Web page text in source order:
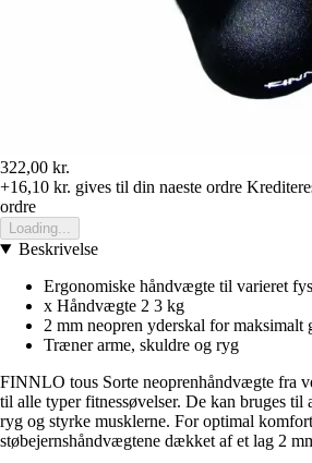
322,00 kr.
+16,10 kr. gives til din naeste ordre
ordre
Loading...
Beskrivelse
Ergonomiske håndvægte til varieret
x Håndvægte 2 3 kg
2 mm neopren yderskal for maksimalt
Træner arme, skuldre og ryg
FINNLO tous Sorte neoprenhåndvægte fra
til alle typer fitnessøvelser. De kan bruges til
ryg og styrke musklerne. For optimal
støbejernshåndvægtene dækket af et lag 2